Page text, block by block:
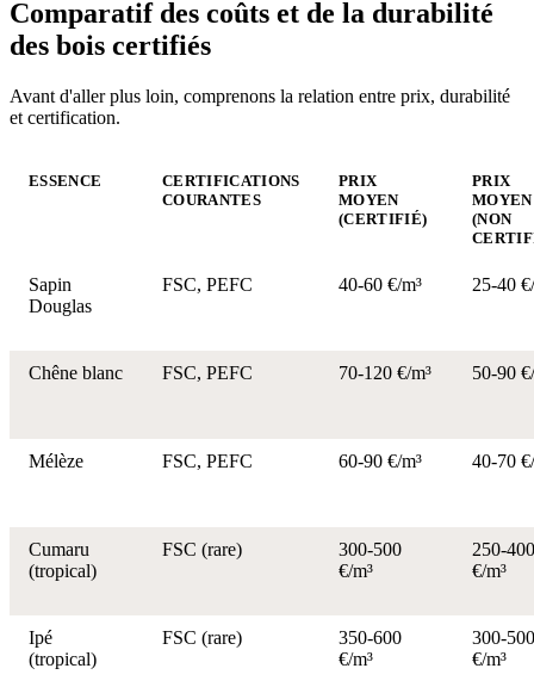
Comparatif des coûts et de la durabilité
des bois certifiés
Avant d'aller plus loin, comprenons la relation entre prix, durabilité
et certification.
ESSENCE
CERTIFICATIONS
COURANTES
PRIX
MOYEN
(CERTIFIÉ)
PRIX
MOYEN
(NON
Sapin
Douglas
FSC, PEFC 40-60 €/m³ 25-40
Chêne blanc FSC, PEFC 70-120 €/m³ 50-90
Mélèze FSC, PEFC 60-90 €/m³ 40-70
Cumaru
(tropical)
FSC (rare)
300-500
€/m³
250-400
€/m³
Ipé
(tropical)
FSC (rare)
350-600
€/m³
300-500
€/m³